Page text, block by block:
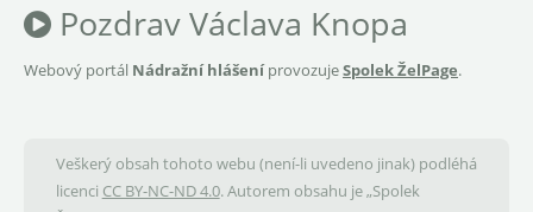
Pozdrav Václava Knopa
Webový portál Nádražní hlášeníprovozujeSpolek ŽelPage.
Veškerý obsah tohoto webu (není-li uvedeno jinak) podléhá
licenci CC BY-NC-ND 4.0. Autorem obsahu je „Spolek